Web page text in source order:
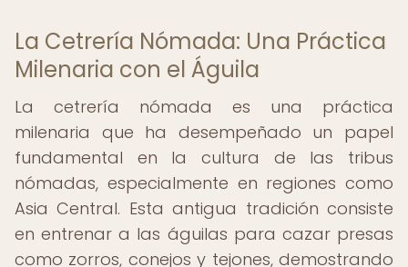
La Cetrería Nómada: Una Práctica
Milenaria con el Águila
La cetrería nómada es una práctica
milenaria que ha desempeñado un papel
fundamental en la cultura de las tribus
nómadas, especialmente en regiones como
Asia Central. Esta antigua tradición consiste
en entrenar a las águilas para cazar presas
como zorros, conejos y tejones, demostrando